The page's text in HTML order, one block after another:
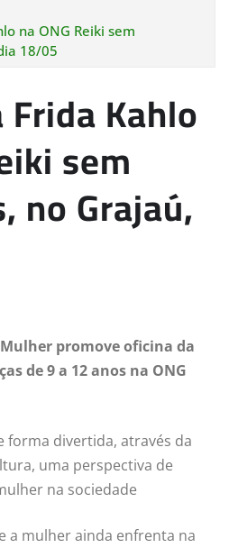
na ONG Reiki sem
18/05
Kahlo
sem
no Grajaú,
Mulher promove oficina da
de 9 a 12 anos na ONG
forma divertida, através da
uma perspectiva de
na sociedade
a mulherainda enfrenta na